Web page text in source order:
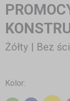
Żółty | Bez
Kolor: